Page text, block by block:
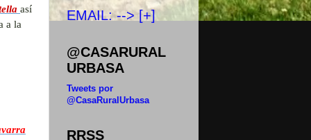
así
a la
EMAIL: --> [+]
@CASARURAL
URBASA
Tweets por
@CasaRuralUrbasa
RRSS